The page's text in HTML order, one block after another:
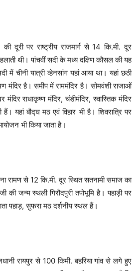
दूरी पर राष्ट्रीय राजमार्ग से 14 कि.मी. दूर
थी। पांचवीं सदी के मध्य दक्षिण कौसल की यह
में चीनी यात्री व्हेनसांग यहां आया था। यहां छठी
मंदिर है। समीप में राममंदिर है। सोमवंशी राजाओं
मंदिर राधाकृष्ण मंदिर, चंडीमंदिर, स्वास्तिक मंदिर
यहां बौद्घ मठ एवं विहार भी है। शिवरात्रि पर
भी किया जाता है।
रामण से 12 कि.मी. दूर स्थित सतनामी समाज का
की जन्म स्थली गिरौदपुरी तपोभूमि है। पहाड़ी पर
पहाड़, सुफरा मठ दर्शनीय स्थल हैं।
रायपुर से 100 किमी. बहरिया गांव से लगे हुए